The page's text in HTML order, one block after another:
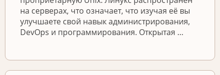
на серверах, что означает, что изучая её вы
улучшаете свой навык администрирования,
DevOps и программирования. Открытая …